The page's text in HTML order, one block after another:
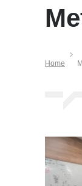
Home